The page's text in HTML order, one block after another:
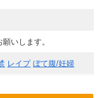
いします。
レイプ ぼて腹/妊婦